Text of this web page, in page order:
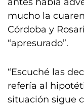
mucho la
Córdoba y
“apresurado”.
“Escuché las
refería al
situación sigue